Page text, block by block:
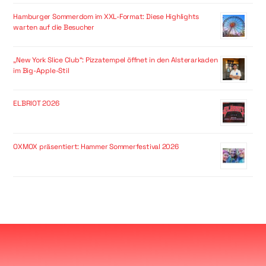
Hamburger Sommerdom im XXL-Format: Diese Highlights
warten auf die Besucher
„New York Slice Club“: Pizzatempel öffnet in den Alsterarkaden
im Big-Apple-Stil
ELBRIOT 2026
OXMOX präsentiert: Hammer Sommerfestival 2026